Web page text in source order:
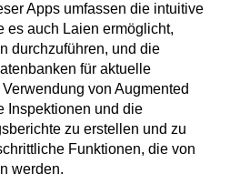
Apps umfassen die intuitive
es auch Laien ermöglicht,
durchzuführen, und die
für aktuelle
von Augmented
Inspektionen und die
zu erstellen und zu
Funktionen, die von
werden.